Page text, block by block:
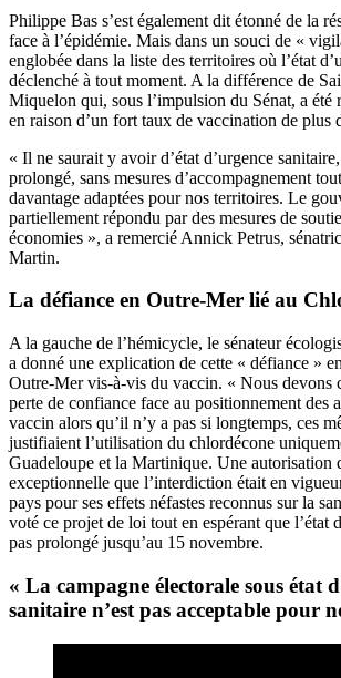
Philippe Bas s’est également dit étonné de la
face à l’épidémie. Mais dans un souci de «
englobée dans la liste des territoires où l’état
déclenché à tout moment. A la différence de
Miquelon qui, sous l’impulsion du Sénat, a été
en raison d’un fort taux de vaccination de plus
« Il ne saurait y avoir d’état d’urgence
prolongé, sans mesures d’accompagnement
davantage adaptées pour nos territoires. Le
partiellement répondu par des mesures de
économies », a remercié Annick Petrus,
Martin.
La défiance en Outre-Mer lié au
A la gauche de l’hémicycle, le sénateur
a donné une explication de cette « défiance »
Outre-Mer vis-à-vis du vaccin. « Nous devons
perte de confiance face au positionnement des
vaccin alors qu’il n’y a pas si longtemps, ces
justifiaient l’utilisation du chlordécone
Guadeloupe et la Martinique. Une autorisation
exceptionnelle que l’interdiction était en
pays pour ses effets néfastes reconnus sur la
voté ce projet de loi tout en espérant que l’état
pas prolongé jusqu’au 15 novembre.
« La campagne électorale sous état
sanitaire n’est pas acceptable pour